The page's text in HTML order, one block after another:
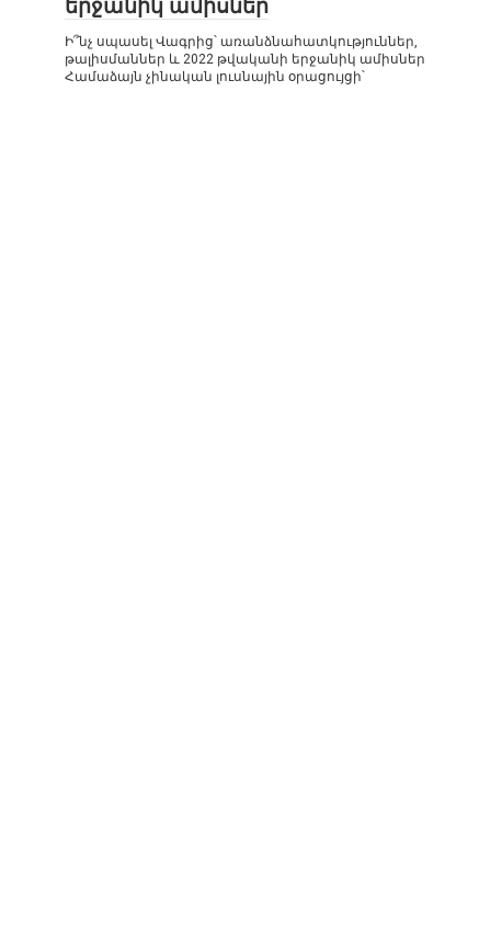
երջանիկ ամիսներ
Ի՞նչ սպասել Վագրից՝ առանձնահատկություններ,
թալիսմաններ և 2022 թվականի երջանիկ ամիսներ
Համաձայն չինական լուսնային օրացույցի՝